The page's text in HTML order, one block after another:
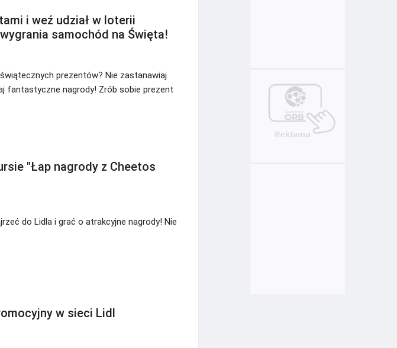
i weź udział w loterii
samochód na Święta!
prezentów? Nie zastanawiaj
fantastyczne nagrody! Zrób sobie prezent
"Łap nagrody z Cheetos
do Lidla i grać o atrakcyjne nagrody! Nie
w sieci Lidl